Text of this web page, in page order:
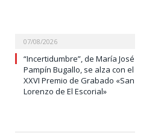
07/08/2026
“Incertidumbre”, de María José
Pampín Bugallo, se alza con el
XXVI Premio de Grabado «San
Lorenzo de El Escorial»